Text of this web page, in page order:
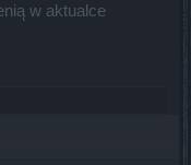
w aktualce